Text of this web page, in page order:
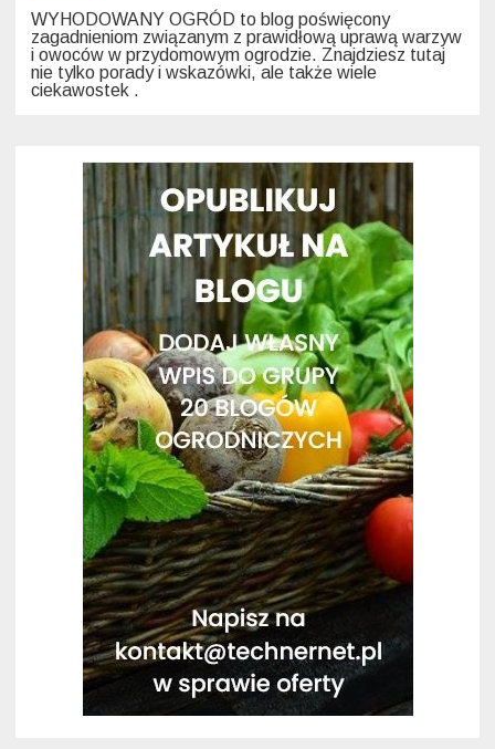
WYHODOWANY OGRÓD to blog poświęcony
zagadnieniom związanym z prawidłową uprawą warzyw
i owoców w przydomowym ogrodzie. Znajdziesz tutaj
nie tylko porady i wskazówki, ale także wiele
ciekawostek .